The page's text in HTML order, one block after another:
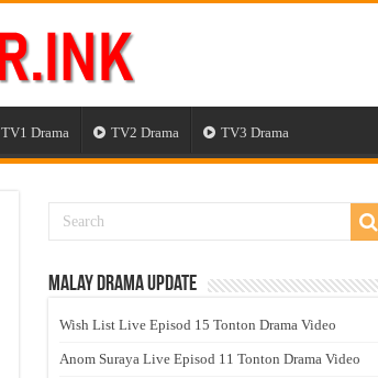
TV1 Drama TV2 Drama TV3 Drama
Malay Drama Update
Wish List Live Episod 15 Tonton Drama Video
Anom Suraya Live Episod 11 Tonton Drama Video